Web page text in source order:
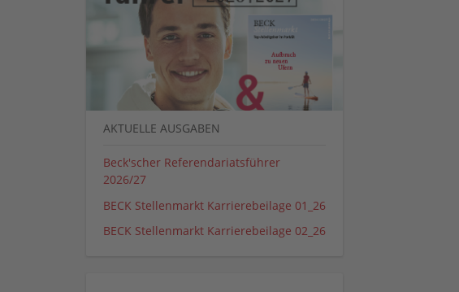
AKTUELLE AUSGABEN
Beck'scher Referendariatsführer
2026/27
BECK Stellenmarkt Karrierebeilage 01_26
BECK Stellenmarkt Karrierebeilage 02_26